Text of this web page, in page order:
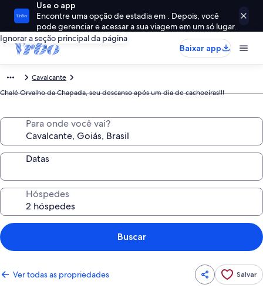
Use o app
Encontre uma opção de estadia em . Depois, você
pode gerenciar e acessar a sua viagem em um só lugar.
Ignorar a seção principal da página
Baixar app
Cavalcante
Chalé Orvalho da Chapada, seu descanso após um dia de cachoeiras!!!
Para onde você vai?
Datas
Hóspedes
Buscar
Ver todas as propriedades Salvar